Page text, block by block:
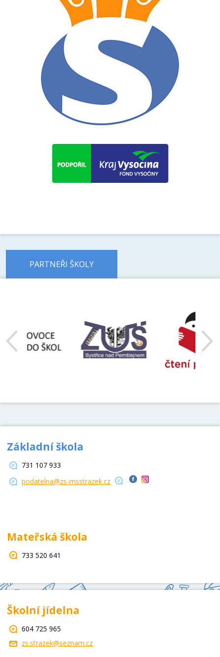
PARTNEŘI ŠKOLY
Základní škola
731 107 933
podatelna@zs-msstrazek.cz
Mateřská škola
733 520 641
Školní jídelna
604 725 965
zs.strazek@seznam.cz